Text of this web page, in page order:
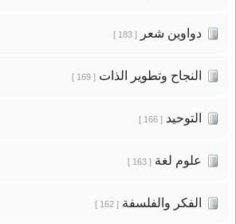
دواوين شعر[ 183 ]
النجاح وتطوير الذات[ 169 ]
التوحيد[ 166 ]
علوم لغة[ 163 ]
الفكر والفلسفة[ 162 ]